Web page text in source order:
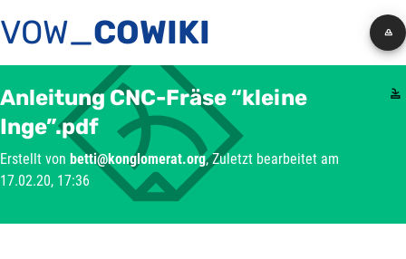
VOW_COWIKI
Anleitung CNC-Fräse “kleine
Inge”.pdf
Erstellt von betti@konglomerat.org, Zuletzt bearbeitet am
17.02.20, 17:36